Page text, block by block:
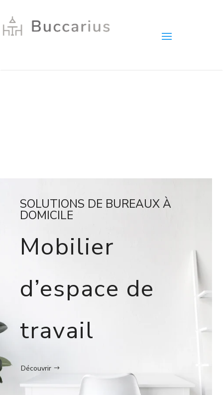
SOLUTIONS DE BUREAUX À
DOMICILE
Mobilier
d’espace de
travail
Découvrir